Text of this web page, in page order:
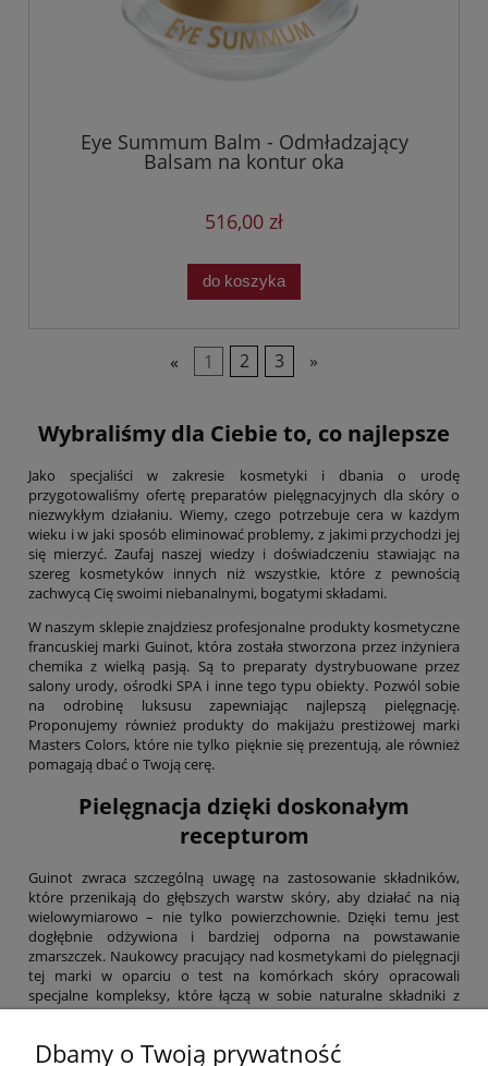
Eye Summum Balm - Odmładzający
Balsam na kontur oka
516,00 zł
do koszyka
« 1 2 3 »
Wybraliśmy dla Ciebie to, co najlepsze
Jako specjaliści w zakresie kosmetyki i dbania o urodę
przygotowaliśmy ofertę preparatów pielęgnacyjnych dla skóry o
niezwykłym działaniu. Wiemy, czego potrzebuje cera w każdym
wieku i w jaki sposób eliminować problemy, z jakimi przychodzi jej
się mierzyć. Zaufaj naszej wiedzy i doświadczeniu stawiając na
szereg kosmetyków innych niż wszystkie, które z pewnością
zachwycą Cię swoimi niebanalnymi, bogatymi składami.
W naszym sklepie znajdziesz profesjonalne produkty kosmetyczne
francuskiej marki Guinot, która została stworzona przez inżyniera
chemika z wielką pasją. Są to preparaty dystrybuowane przez
salony urody, ośrodki SPA i inne tego typu obiekty. Pozwól sobie
na odrobinę luksusu zapewniając najlepszą pielęgnację.
Proponujemy również produkty do makijażu prestiżowej marki
Masters Colors, które nie tylko pięknie się prezentują, ale również
pomagają dbać o Twoją cerę.
Pielęgnacja dzięki doskonałym
recepturom
Guinot zwraca szczególną uwagę na zastosowanie składników,
które przenikają do głębszych warstw skóry, aby działać na nią
wielowymiarowo – nie tylko powierzchownie. Dzięki temu jest
dogłębnie odżywiona i bardziej odporna na powstawanie
zmarszczek. Naukowcy pracujący nad kosmetykami do pielęgnacji
tej marki w oparciu o test na komórkach skóry opracowali
specjalne kompleksy, które łączą w sobie naturalne składniki z
oryginalnymi strategiami dbania o urodę. Wypróbuj to, co już
Dbamy o Twoją prywatność